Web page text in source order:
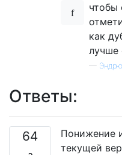
чтобы
как
лучше
—
Ответы:
64
Понижение
текущей